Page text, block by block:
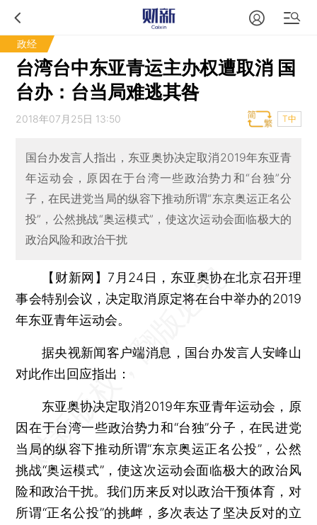
政经
台湾台中东亚青运主办权遭取消 国
台办：台当局难逃其咎
2018年07月25日 13:50 T中
国台办发言人指出，东亚奥协决定取消2019年东亚青
年运动会，原因在于台湾一些政治势力和“台独”分
子，在民进党当局的纵容下推动所谓“东京奥运正名公
投”，公然挑战“奥运模式”，使这次运动会面临极大的
政治风险和政治干扰
【财新网】 7月24日，东亚奥协在北京召开理
事会特别会议，决定取消原定将在台中举办的2019
年东亚青年运动会。
据央视新闻客户端消息，国台办发言人安峰山
对此作出回应指出：
东亚奥协决定取消2019年东亚青年运动会，原
因在于台湾一些政治势力和“台独”分子，在民进党
当局的纵容下推动所谓“东京奥运正名公投”，公然
挑战“奥运模式”，使这次运动会面临极大的政治风
险和政治干扰。我们历来反对以政治干预体育，对
所谓“正名公投”的挑衅，多次表达了坚决反对的立